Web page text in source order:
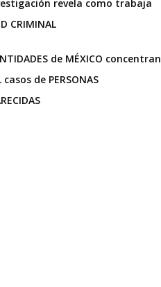
revela como trabaja
CRIMINAL
de MÉXICO concentran
casos de PERSONAS